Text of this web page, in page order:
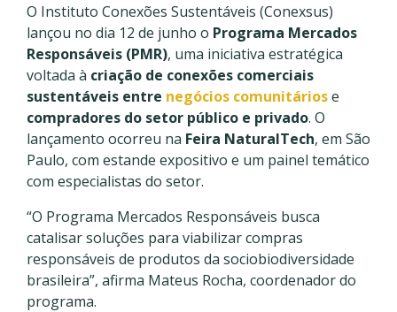
O Instituto Conexões Sustentáveis (Conexsus)
lançou no dia 12 de junho o Programa Mercados
Responsáveis (PMR), uma iniciativa estratégica
voltada à criação de conexões comerciais
sustentáveis entre negócios comunitáriose
compradores do setor público e privado. O
lançamento ocorreu na Feira NaturalTech, em São
Paulo, com estande expositivo e um painel temático
com especialistas do setor.
“O Programa Mercados Responsáveis busca
catalisar soluções para viabilizar compras
responsáveis de produtos da sociobiodiversidade
brasileira”, afirma Mateus Rocha, coordenador do
programa.